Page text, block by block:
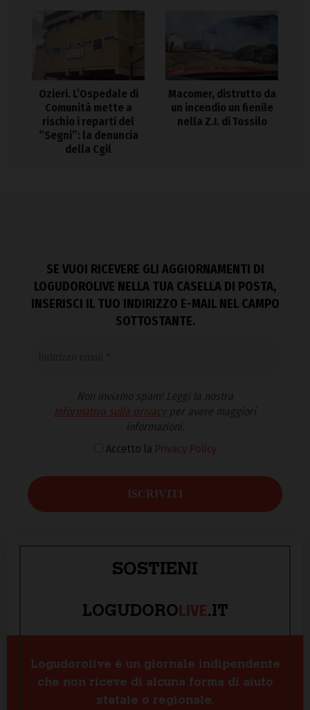
Ozieri. L’Ospedale di
Comunità mette a
rischio i reparti del
“Segni”: la denuncia
della Cgil
Macomer, distrutto da
un incendio un fienile
nella Z.I. di Tossilo
SE VUOI RICEVERE GLI AGGIORNAMENTI DI
LOGUDOROLIVE NELLA TUA CASELLA DI POSTA,
INSERISCI IL TUO INDIRIZZO E-MAIL NEL CAMPO
SOTTOSTANTE.
Non inviamo spam! Leggi la nostra
Informativa sulla privacyper avere maggiori
informazioni.
Accetto la Privacy Policy
SOSTIENI
LOGUDOROLIVE.IT
Logudorolive è un giornale indipendente
che non riceve di alcuna forma di aiuto
statale o regionale.